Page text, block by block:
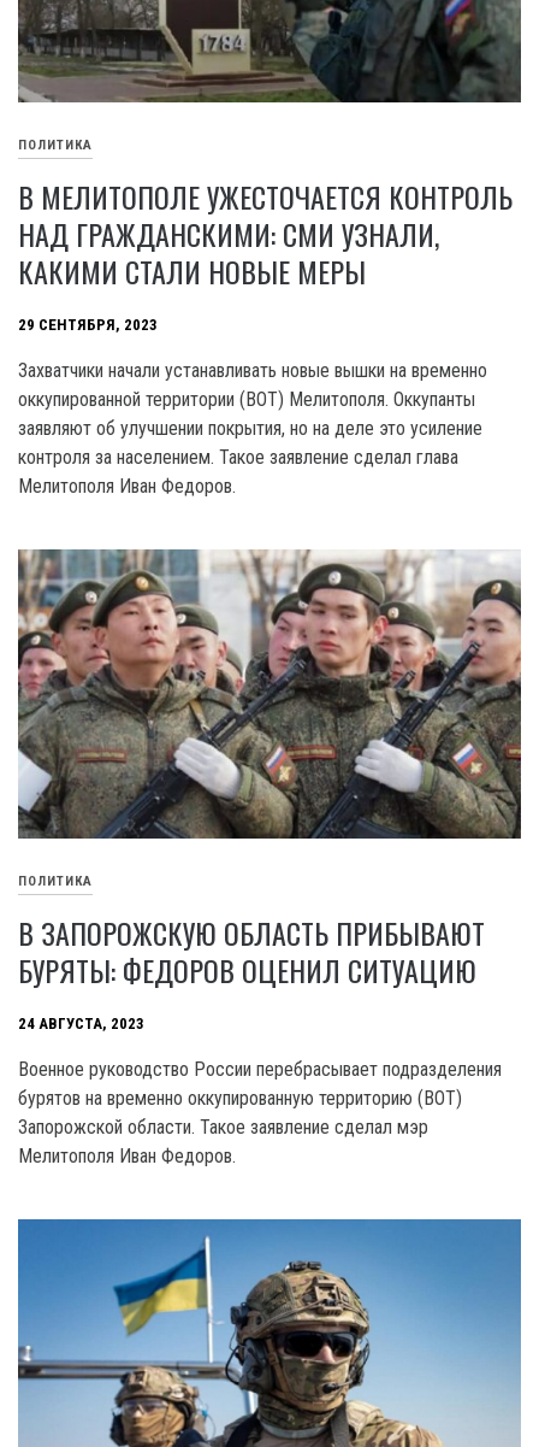
ПОЛИТИКА
В МЕЛИТОПОЛЕ УЖЕСТОЧАЕТСЯ КОНТРОЛЬ
НАД ГРАЖДАНСКИМИ: СМИ УЗНАЛИ,
КАКИМИ СТАЛИ НОВЫЕ МЕРЫ
29 СЕНТЯБРЯ, 2023
Захватчики начали устанавливать новые вышки на временно
оккупированной территории (ВОТ) Мелитополя. Оккупанты
заявляют об улучшении покрытия, но на деле это усиление
контроля за населением. Такое заявление сделал глава
Мелитополя Иван Федоров.
ПОЛИТИКА
В ЗАПОРОЖСКУЮ ОБЛАСТЬ ПРИБЫВАЮТ
БУРЯТЫ: ФЕДОРОВ ОЦЕНИЛ СИТУАЦИЮ
24 АВГУСТА, 2023
Военное руководство России перебрасывает подразделения
бурятов на временно оккупированную территорию (ВОТ)
Запорожской области. Такое заявление сделал мэр
Мелитополя Иван Федоров.